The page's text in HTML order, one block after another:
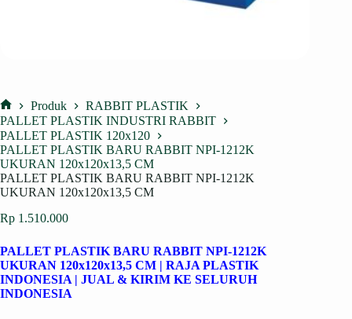
Home
Produk
RABBIT PLASTIK
PALLET PLASTIK INDUSTRI RABBIT
PALLET PLASTIK 120x120
PALLET PLASTIK BARU RABBIT NPI-1212K
UKURAN 120x120x13,5 CM
PALLET PLASTIK BARU RABBIT NPI-1212K
UKURAN 120x120x13,5 CM
Rp 1.510.000
PALLET PLASTIK BARU RABBIT NPI-1212K
UKURAN 120x120x13,5 CM | RAJA PLASTIK
INDONESIA | JUAL & KIRIM KE SELURUH
INDONESIA